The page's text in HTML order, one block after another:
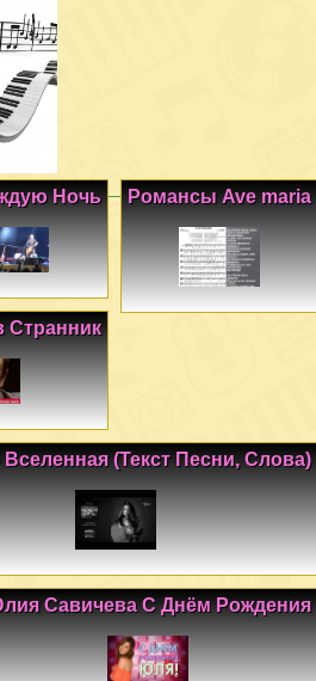
Романсы Ave maria
Ночь
Странник
Вселенная (Текст Песни, Слова)
Савичева С Днём Рождения